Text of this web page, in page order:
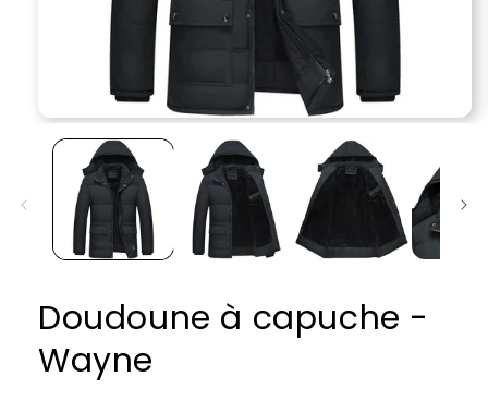
Ouvrir
fenêtre
modale
Doudoune à capuche -
Wayne